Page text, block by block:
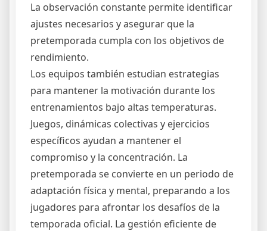
La observación constante permite identificar
ajustes necesarios y asegurar que la
pretemporada cumpla con los objetivos de
rendimiento.
Los equipos también estudian estrategias
para mantener la motivación durante los
entrenamientos bajo altas temperaturas.
Juegos, dinámicas colectivas y ejercicios
específicos ayudan a mantener el
compromiso y la concentración. La
pretemporada se convierte en un periodo de
adaptación física y mental, preparando a los
jugadores para afrontar los desafíos de la
temporada oficial. La gestión eficiente de